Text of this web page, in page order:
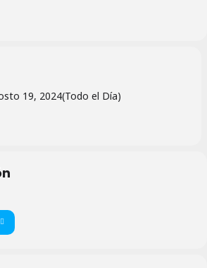
19, 2024(Todo el Día)